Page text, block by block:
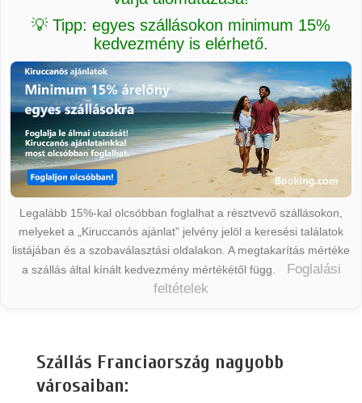
💡 Tipp: egyes szállásokon minimum 15%
kedvezmény is elérhető.
Legalább 15%-kal olcsóbban foglalhat a résztvevő szállásokon,
melyeket a „Kiruccanós ajánlat” jelvény jelöl a keresési találatok
listájában és a szobaválasztási oldalakon. A megtakarítás mértéke
a szállás által kínált kedvezmény mértékétől függ.
Foglalási
feltételek
Szállás Franciaország nagyobb
városaiban: